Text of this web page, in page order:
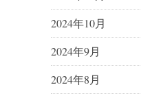
2024年10月
2024年9月
2024年8月